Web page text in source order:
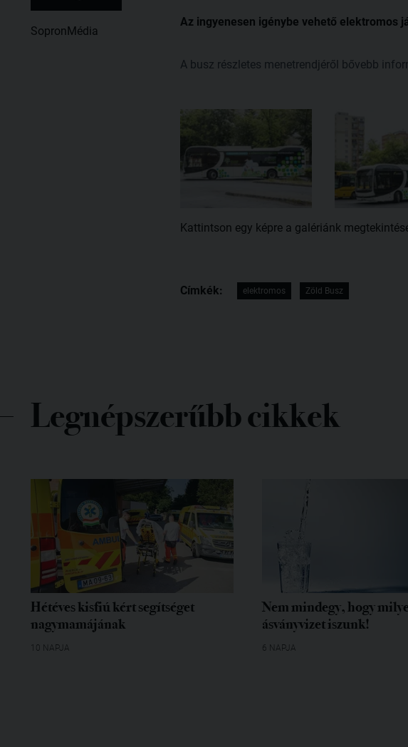
SopronMédia
Az ingyenesen igénybe vehető elektromos
A busz részletes menetrendjéről bővebb
Kattintson egy képre a galériánk
Címkék: elektromos Zöld Busz
Legnépszerűbb cikkek
Hétéves kisfiú kért segítséget
nagymamájának
10 NAPJA
Nem mindegy, hogy
ásványvizet iszunk!
6 NAPJA